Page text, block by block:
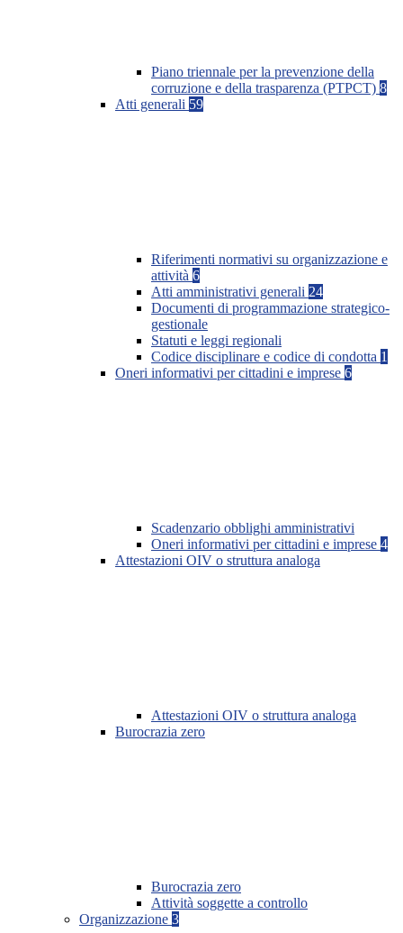
Piano triennale per la prevenzione della
corruzione e della trasparenza (PTPCT) 8
Atti generali 59
Riferimenti normativi su organizzazione e
attività 6
Atti amministrativi generali 24
Documenti di programmazione strategico-
gestionale
Statuti e leggi regionali
Codice disciplinare e codice di condotta 1
Oneri informativi per cittadini e imprese 6
Scadenzario obblighi amministrativi
Oneri informativi per cittadini e imprese 4
Attestazioni OIV o struttura analoga
Attestazioni OIV o struttura analoga
Burocrazia zero
Burocrazia zero
Attività soggette a controllo
Organizzazione 3